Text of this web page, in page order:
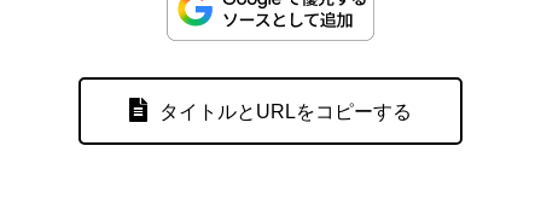
タイトルとURLをコピーする